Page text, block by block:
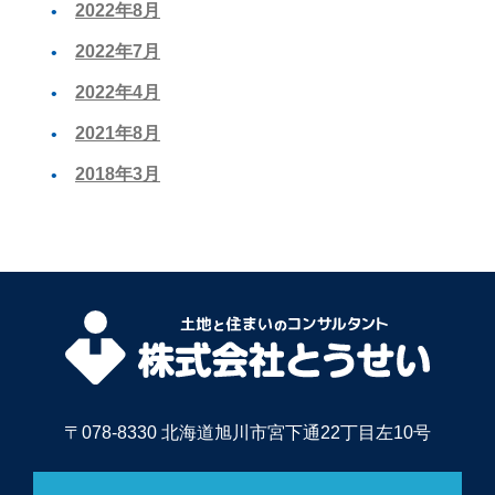
2022年8月
2022年7月
2022年4月
2021年8月
2018年3月
〒078-8330 北海道旭川市宮下通22丁目左10号